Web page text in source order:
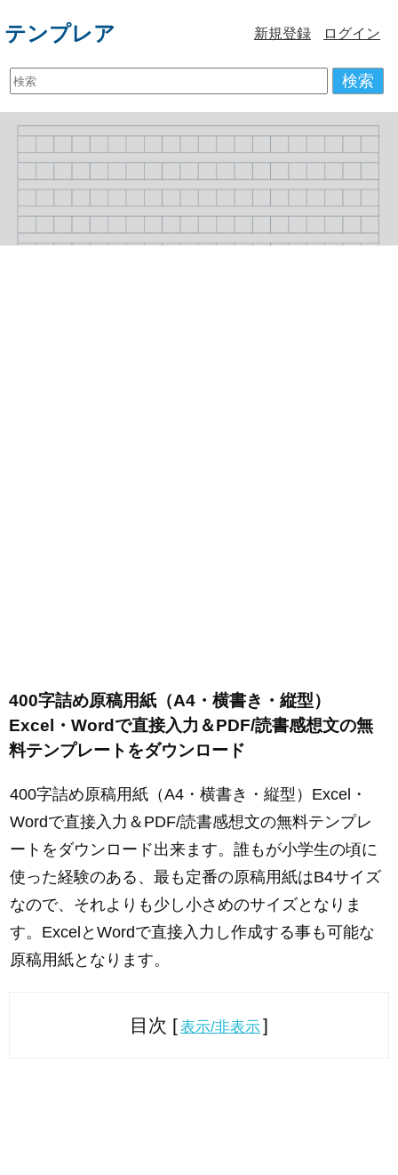
テンプレア 新規登録 ログイン
検索
400字詰め原稿用紙（A4・横書き・縦型）
Excel・Wordで直接入力＆PDF/読書感想文の無
料テンプレートをダウンロード
400字詰め原稿用紙（A4・横書き・縦型）Excel・
Wordで直接入力＆PDF/読書感想文の無料テンプレ
ートをダウンロード出来ます。誰もが小学生の頃に
使った経験のある、最も定番の原稿用紙はB4サイズ
なので、それよりも少し小さめのサイズとなりま
す。ExcelとWordで直接入力し作成する事も可能な
原稿用紙となります。
目次 [表示/非表示]